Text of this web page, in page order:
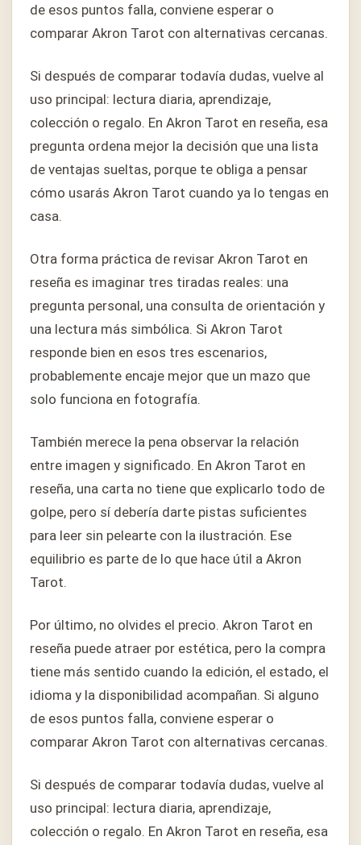
de esos puntos falla, conviene esperar o
comparar Akron Tarot con alternativas cercanas.
Si después de comparar todavía dudas, vuelve al
uso principal: lectura diaria, aprendizaje,
colección o regalo. En Akron Tarot en reseña, esa
pregunta ordena mejor la decisión que una lista
de ventajas sueltas, porque te obliga a pensar
cómo usarás Akron Tarot cuando ya lo tengas en
casa.
Otra forma práctica de revisar Akron Tarot en
reseña es imaginar tres tiradas reales: una
pregunta personal, una consulta de orientación y
una lectura más simbólica. Si Akron Tarot
responde bien en esos tres escenarios,
probablemente encaje mejor que un mazo que
solo funciona en fotografía.
También merece la pena observar la relación
entre imagen y significado. En Akron Tarot en
reseña, una carta no tiene que explicarlo todo de
golpe, pero sí debería darte pistas suficientes
para leer sin pelearte con la ilustración. Ese
equilibrio es parte de lo que hace útil a Akron
Tarot.
Por último, no olvides el precio. Akron Tarot en
reseña puede atraer por estética, pero la compra
tiene más sentido cuando la edición, el estado, el
idioma y la disponibilidad acompañan. Si alguno
de esos puntos falla, conviene esperar o
comparar Akron Tarot con alternativas cercanas.
Si después de comparar todavía dudas, vuelve al
uso principal: lectura diaria, aprendizaje,
colección o regalo. En Akron Tarot en reseña, esa